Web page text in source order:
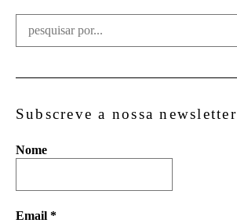
Subscreve a nossa newsletter
Nome
Email *